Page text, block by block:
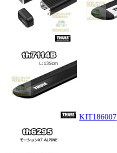
KIT186007